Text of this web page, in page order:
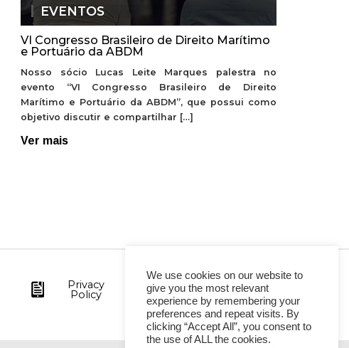
EVENTOS
VI Congresso Brasileiro de Direito Marítimo
e Portuário da ABDM
Nosso sócio Lucas Leite Marques palestra no
evento “VI Congresso Brasileiro de Direito
Marítimo e Portuário da ABDM”, que possui como
objetivo discutir e compartilhar […]
Ver mais
Privacy
Policy
We use cookies on our website to
give you the most relevant
experience by remembering your
preferences and repeat visits. By
clicking “Accept All”, you consent to
the use of ALL the cookies.